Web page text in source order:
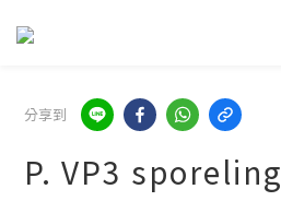
分享到
P. VP3 sporeling